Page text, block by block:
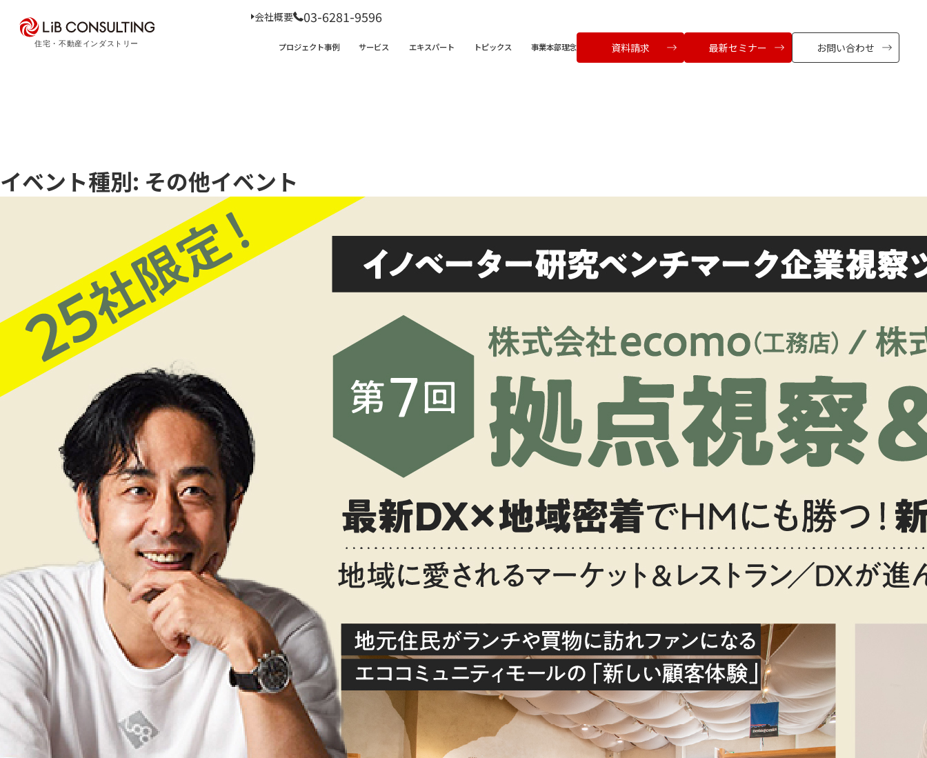
会社概要 03-6281-9596
プロジェクト事例
クライアントボイス
サービス
サービス一覧
経営支援サービス
DX支援サービス
アンバサダークラウド
M&Aコンサルティングサービス
エキスパート トピックス
住宅不動産チャンネル
コラム
事業本部理念 資料請求 最新セミナー お問い合わせ
プロジェクト事例
事業本部理念
03-6281-9596
最新セミナー
お問い合わせ
イベント種別: その他イベント